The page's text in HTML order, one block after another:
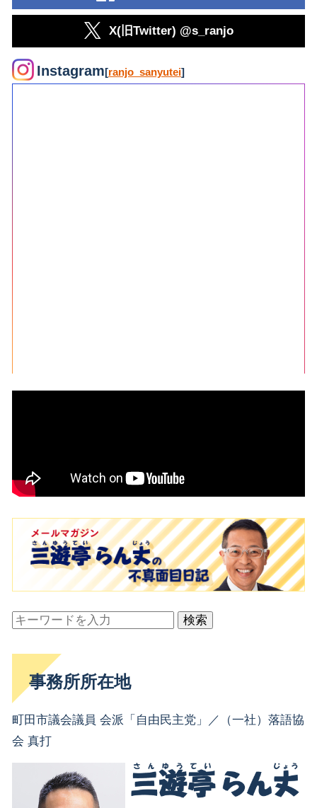
X(旧Twitter) @s_ranjo
Instagram[ranjo_sanyutei]
検索
事務所所在地
町田市議会議員 会派「自由民主党」／（一社）落語協
会 真打